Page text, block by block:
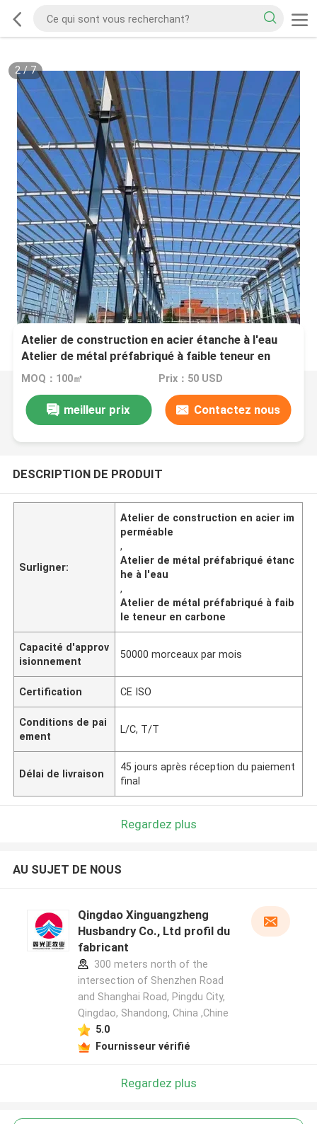
2/7
Atelier de construction en acier étanche à l'eau
Atelier de métal préfabriqué à faible teneur en
carbone
MOQ：100㎡ Prix：50 USD
meilleur prix Contactez nous
DESCRIPTION DE PRODUIT
Surligner:
Atelier de construction en acier im
perméable
,
Atelier de métal préfabriqué étanc
he à l'eau
,
Atelier de métal préfabriqué à faib
le teneur en carbone
Capacité d'approv
isionnement
50000 morceaux par mois
Certification CE ISO
Conditions de pai
ement
L/C, T/T
Délai de livraison
45 jours après réception du paiement
final
Regardez plus
AU SUJET DE NOUS
Qingdao Xinguangzheng
Husbandry Co., Ltd profil du
fabricant
300 meters north of the
intersection of Shenzhen Road
and Shanghai Road, Pingdu City,
Qingdao, Shandong, China ,Chine
5.0
Fournisseur vérifié
Regardez plus